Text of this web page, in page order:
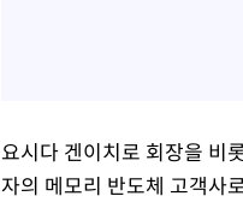
요시다 겐이치로 회장을 비
자의 메모리 반도체 고객사